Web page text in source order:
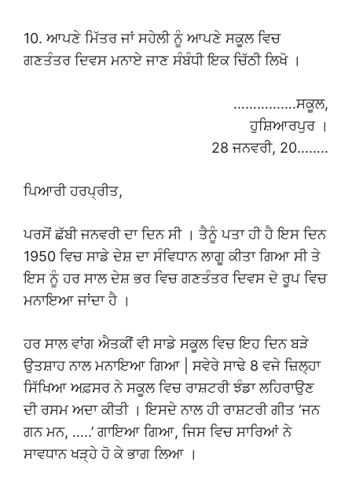
10. ਆਪਣੇ ਮਿੱਤਰ ਜਾਂ ਸਹੇਲੀ ਨੂੰ ਆਪਣੇ ਸਕੂਲ ਵਿਚ
ਗਣਤੰਤਰ ਦਿਵਸ ਮਨਾਏ ਜਾਣ ਸੰਬੰਧੀ ਇਕ ਚਿੱਠੀ ਲਿਖੋ ।
…………….ਸਕੂਲ,
ਹੁਸ਼ਿਆਰਪੁਰ ।
28 ਜਨਵਰੀ, 20……..
ਪਿਆਰੀ ਹਰਪ੍ਰੀਤ,
ਪਰਸੋਂ ਛੱਬੀ ਜਨਵਰੀ ਦਾ ਦਿਨ ਸੀ । ਤੈਨੂੰ ਪਤਾ ਹੀ ਹੈ ਇਸ ਦਿਨ
1950 ਵਿਚ ਸਾਡੇ ਦੇਸ਼ ਦਾ ਸੰਵਿਧਾਨ ਲਾਗੂ ਕੀਤਾ ਗਿਆ ਸੀ ਤੇ
ਇਸ ਨੂੰ ਹਰ ਸਾਲ ਦੇਸ਼ ਭਰ ਵਿਚ ਗਣਤੰਤਰ ਦਿਵਸ ਦੇ ਰੂਪ ਵਿਚ
ਮਨਾਇਆ ਜਾਂਦਾ ਹੈ ।
ਹਰ ਸਾਲ ਵਾਂਗ ਐਤਕੀਂ ਵੀ ਸਾਡੇ ਸਕੂਲ ਵਿਚ ਇਹ ਦਿਨ ਬੜੇ
ਉਤਸ਼ਾਹ ਨਾਲ ਮਨਾਇਆ ਗਿਆ | ਸਵੇਰੇ ਸਾਢੇ 8 ਵਜੇ ਜ਼ਿਲ੍ਹਾ
ਸਿੱਖਿਆ ਅਫ਼ਸਰ ਨੇ ਸਕੂਲ ਵਿਚ ਰਾਸ਼ਟਰੀ ਝੰਡਾ ਲਹਿਰਾਉਣ
ਦੀ ਰਸਮ ਅਦਾ ਕੀਤੀ । ਇਸਦੇ ਨਾਲ ਹੀ ਰਾਸ਼ਟਰੀ ਗੀਤ ‘ਜਨ
ਗਨ ਮਨ, …..’ ਗਾਇਆ ਗਿਆ, ਜਿਸ ਵਿਚ ਸਾਰਿਆਂ ਨੇ
ਸਾਵਧਾਨ ਖੜ੍ਹੇ ਹੋ ਕੇ ਭਾਗ ਲਿਆ ।